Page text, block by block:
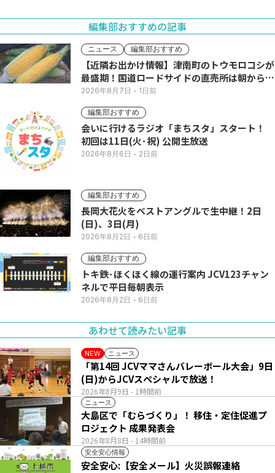
編集部おすすめの記事
ニュース 編集部おすすめ
【近隣お出かけ情報】津南町のトウモロコシが
最盛期！国道ロードサイドの直売所は朝から長
い列
2026年8月7日 - 1日前
編集部おすすめ
会いに行けるラジオ「まちスタ」スタート！
初回は11日(火･祝) 公開生放送
2026年8月6日 - 2日前
編集部おすすめ
長岡大花火をベストアングルで生中継！2日
(日)、3日(月)
2026年8月2日 - 6日前
編集部おすすめ
トキ鉄･ほくほく線の運行案内 JCV123チャン
ネルで平日毎朝表示
2026年8月2日 - 6日前
あわせて読みたい記事
NEW ニュース
2026年8月9日 - 1時間前
「第14回 JCVママさんバレーボール大会」9日
(日)からJCVスペシャルで放送！
ニュース
2026年8月8日 - 14時間前
大島区で「むらづくり」！ 移住・定住促進プ
ロジェクト 成果発表会
安全安心情報
安全安心:【安全メール】火災誤報連絡